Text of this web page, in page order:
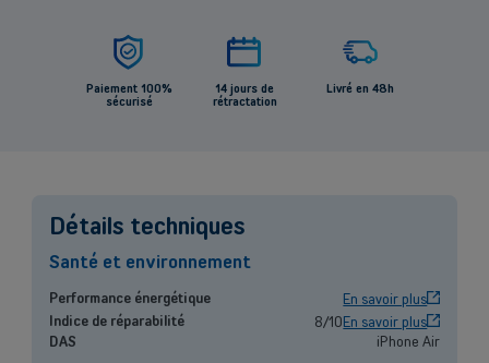
Indépendants et PMEs
Solutions de téléphonie mobile, fibre, centrale téléphonique et bien
plus encore pour les indépendants et la petite et moyenne entreprise.
Paiement 100%
sécurisé
14 jours de
rétractation
Livré en 48h
Détails techniques
Santé et environnement
Performance énergétique
En savoir plus
Indice de réparabilité
8/10En savoir plus
DAS
iPhone Air